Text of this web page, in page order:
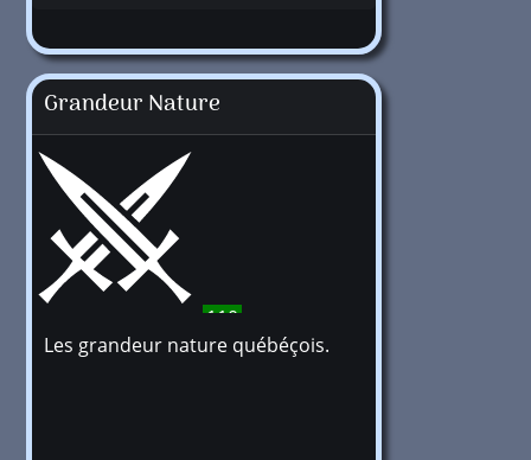
Grandeur Nature
110
Les grandeur nature québéçois.